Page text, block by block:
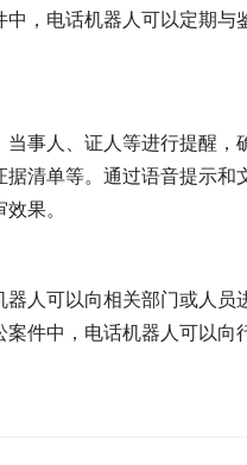
，电话机器人可以定期
事人、证人等进行提醒
清单等。通过语音提示
果。
人可以向相关部门或人
件中，电话机器人可以向